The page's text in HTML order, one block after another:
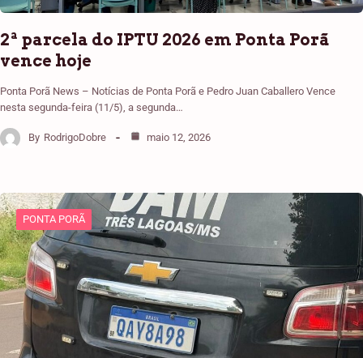
2ª parcela do IPTU 2026 em Ponta Porã
vence hoje
Ponta Porã News – Notícias de Ponta Porã e Pedro Juan Caballero Vence
nesta segunda-feira (11/5), a segunda…
By RodrigoDobre maio 12, 2026
PONTA PORÃ